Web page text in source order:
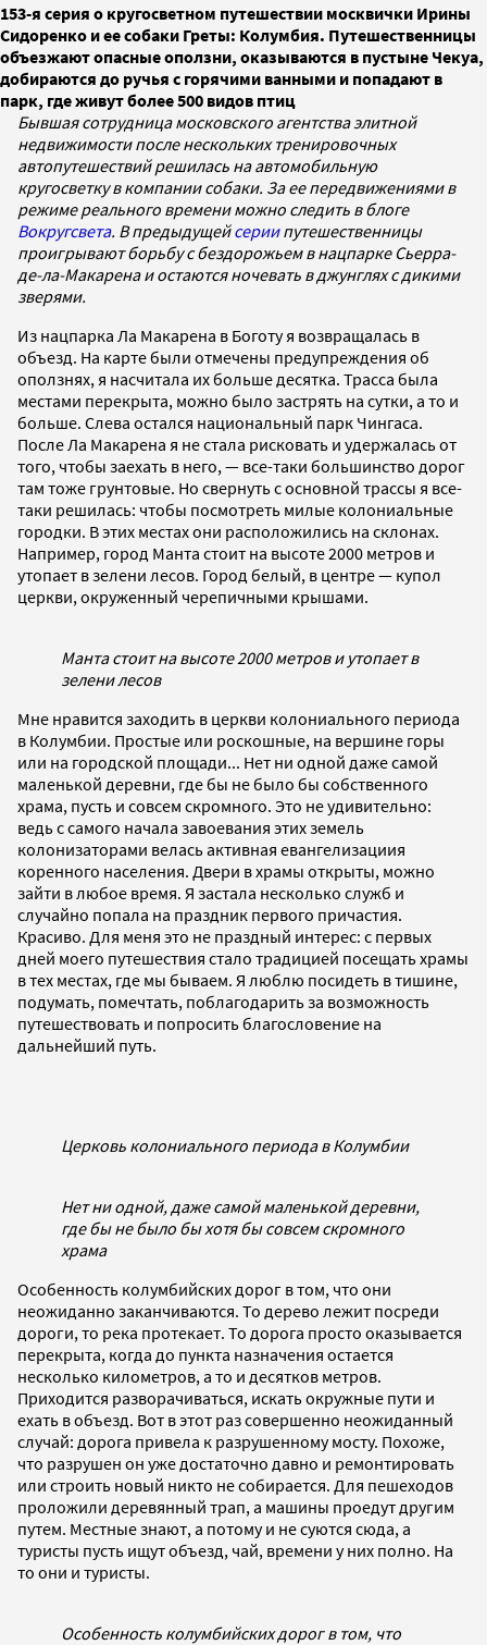
153-я серия о кругосветном путешествии москвички Ирины
Сидоренко и ее собаки Греты: Колумбия. Путешественницы
объезжают опасные оползни, оказываются в пустыне Чекуа,
добираются до ручья с горячими ванными и попадают в
парк, где живут более 500 видов птиц
Бывшая сотрудница московского агентства элитной
недвижимости после нескольких тренировочных
автопутешествий решилась на автомобильную
кругосветку в компании собаки. За ее передвижениями в
режиме реального времени можно следить в блоге
Вокругсвета. В предыдущейсериипутешественницы
проигрывают борьбу с бездорожьем в нацпарке Сьерра-
де-ла-Макарена и остаются ночевать в джунглях с дикими
зверями.
Из нацпарка Ла Макарена в Боготу я возвращалась в
объезд. На карте были отмечены предупреждения об
оползнях, я насчитала их больше десятка. Трасса была
местами перекрыта, можно было застрять на сутки, а то и
больше. Слева остался национальный парк Чингаса.
После Ла Макарена я не стала рисковать и удержалась от
того, чтобы заехать в него, — все-таки большинство дорог
там тоже грунтовые. Но свернуть с основной трассы я все-
таки решилась: чтобы посмотреть милые колониальные
городки. В этих местах они расположились на склонах.
Например, город Манта стоит на высоте 2000 метров и
утопает в зелени лесов. Город белый, в центре — купол
церкви, окруженный черепичными крышами.
Манта стоит на высоте 2000 метров и утопает в
зелени лесов
Мне нравится заходить в церкви колониального периода
в Колумбии. Простые или роскошные, на вершине горы
или на городской площади... Нет ни одной даже самой
маленькой деревни, где бы не было бы собственного
храма, пусть и совсем скромного. Это не удивительно:
ведь с самого начала завоевания этих земель
колонизаторами велась активная евангелизациия
коренного населения. Двери в храмы открыты, можно
зайти в любое время. Я застала несколько служб и
случайно попала на праздник первого причастия.
Красиво. Для меня это не праздный интерес: с первых
дней моего путешествия стало традицией посещать храмы
в тех местах, где мы бываем. Я люблю посидеть в тишине,
подумать, помечтать, поблагодарить за возможность
путешествовать и попросить благословение на
дальнейший путь.
Церковь колониального периода в Колумбии
Нет ни одной, даже самой маленькой деревни,
где бы не было бы хотя бы совсем скромного
храма
Особенность колумбийских дорог в том, что они
неожиданно заканчиваются. То дерево лежит посреди
дороги, то река протекает. То дорога просто оказывается
перекрыта, когда до пункта назначения остается
несколько километров, а то и десятков метров.
Приходится разворачиваться, искать окружные пути и
ехать в объезд. Вот в этот раз совершенно неожиданный
случай: дорога привела к разрушенному мосту. Похоже,
что разрушен он уже достаточно давно и ремонтировать
или строить новый никто не собирается. Для пешеходов
проложили деревянный трап, а машины проедут другим
путем. Местные знают, а потому и не суются сюда, а
туристы пусть ищут объезд, чай, времени у них полно. На
то они и туристы.
Особенность колумбийских дорог в том, что